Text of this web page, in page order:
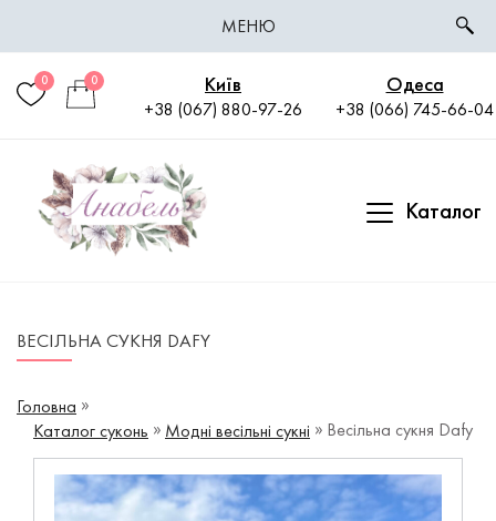
МЕНЮ
Київ
+38 (067) 880-97-26
Одеса
+38 (066) 745-66-04
0 0
Каталог
ВЕСІЛЬНА СУКНЯ DAFY
Головна
Каталог суконь
Модні весільні сукні Весільна сукня Dafy